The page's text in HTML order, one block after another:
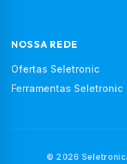
NOSSA REDE
Ofertas Seletronic
Ferramentas Seletronic
© 2026